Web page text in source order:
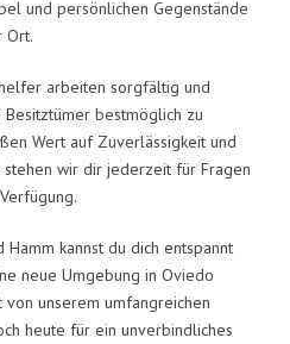
und persönlichen Gegenstände
Ort.
arbeiten sorgfältig und
bestmöglich zu
Wert auf Zuverlässigkeit und
wir dir jederzeit für Fragen
kannst du dich entspannt
neue Umgebung in Oviedo
unserem umfangreichen
heute für ein unverbindliches